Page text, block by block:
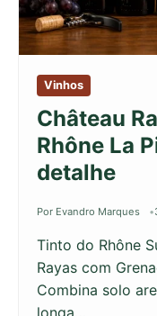
Vinhos
Château
Rhône La
detalhe
Por Evandro Marques
Tinto do Rhône
Rayas com
Combina solo
longa…